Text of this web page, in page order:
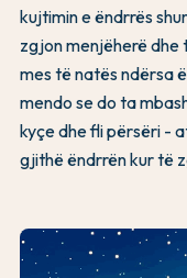
kujtimin e ëndrrës
zgjon menjëherë dhe
mes të natës ndërsa
mendo se do ta
kyçe dhe fli përsëri -
gjithë ëndrrën kur të